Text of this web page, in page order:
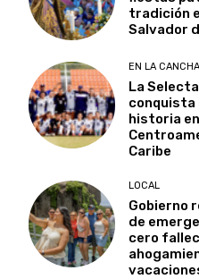
tradición
Salvador
EN LA CANCHA
La
conquista
historia
Caribe
LOCAL
Gobierno
de
cero